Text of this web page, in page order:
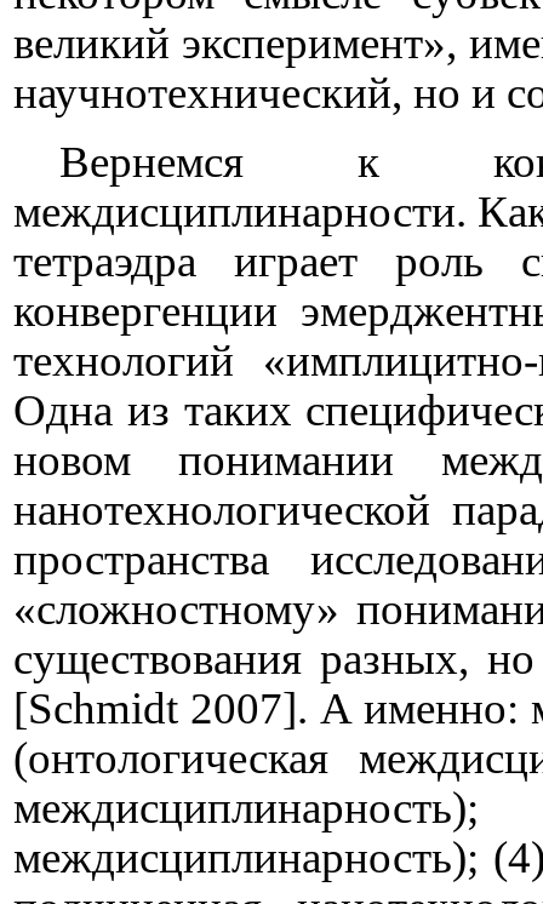
великий эксперимент»,
научнотехнический, но и
Вернемся к
междисциплинарности.
тетраэдра играет роль
конвергенции
технологий
Одна из таких
новом понимании
нанотехнологической
пространства
«сложностному»
существования разных,
[Schmidt 2007]. А именно:
(онтологическая
междисциплинарность);